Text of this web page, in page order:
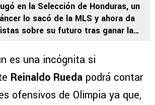
en la Selección de Honduras, un
lo sacó de la MLS y ahora da
sobre su futuro tras ganar la
es una incógnita si
Reinaldo Rueda podrá contar
ofensivos de Olimpia ya que,